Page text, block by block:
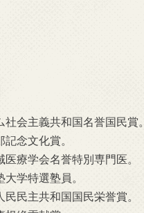
社会主義共和国名誉国民賞。
念文化賞。
医療学会名誉特別専門医。
学特選塾員。
民民主共和国国民栄誉賞。